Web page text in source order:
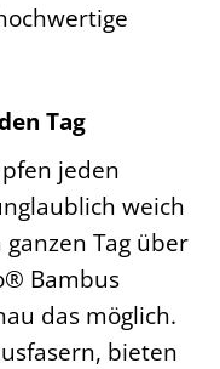
Tag
jeden
weich
Tag über
Bambus
das möglich.
bieten